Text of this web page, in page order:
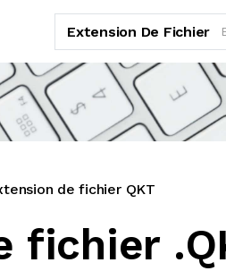
Extension De Fichier
de fichier QKT
fichier